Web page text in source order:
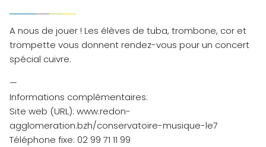
A nous de jouer ! Les élèves de tuba, trombone, cor et
trompette vous donnent rendez-vous pour un concert
spécial cuivre.
—
Informations complémentaires:
Site web (URL): www.redon-
agglomeration.bzh/conservatoire-musique-le7
Téléphone fixe: 02 99 71 11 99